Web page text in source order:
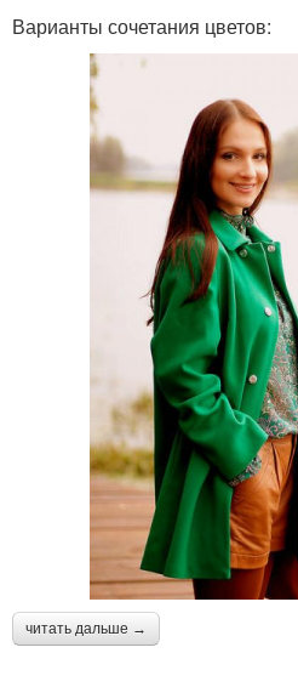
Варианты сочетания цветов:
читать дальше →